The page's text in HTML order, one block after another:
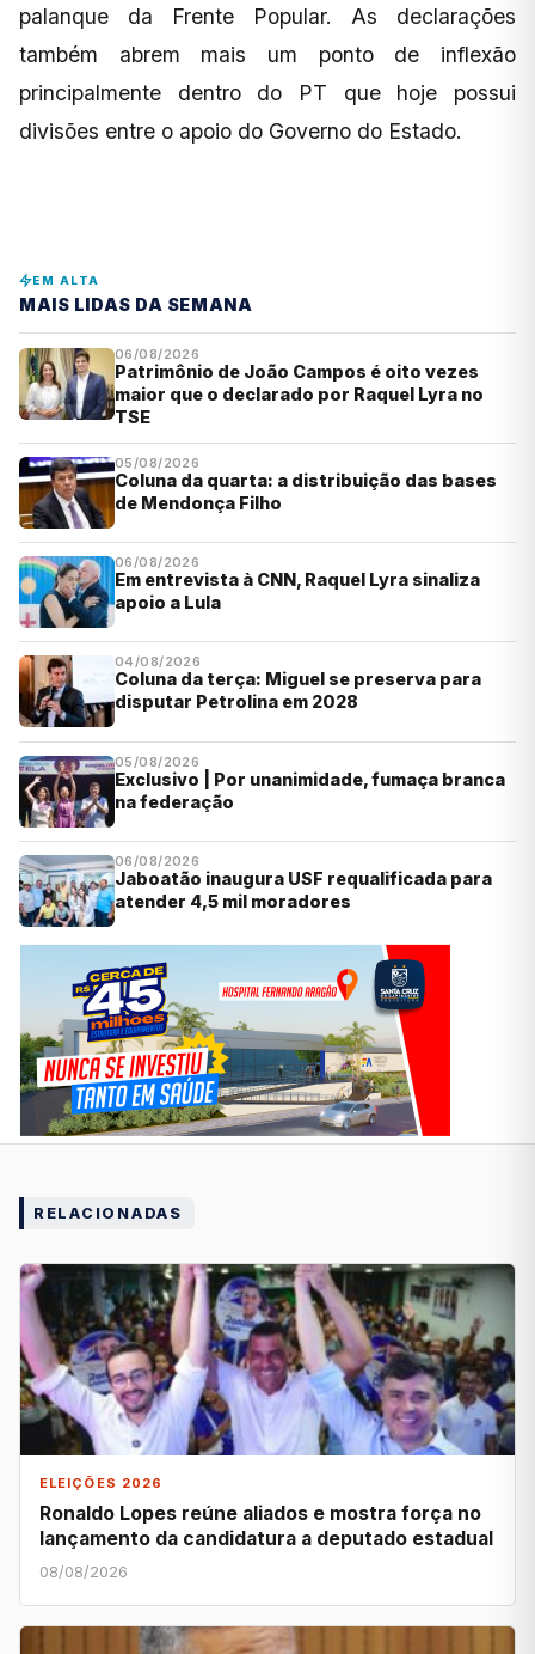
palanque da Frente Popular. As declarações
também abrem mais um ponto de inflexão
principalmente dentro do PT que hoje possui
divisões entre o apoio do Governo do Estado.
EM ALTA
MAIS LIDAS DA SEMANA
06/08/2026
Patrimônio de João Campos é oito vezes
maior que o declarado por Raquel Lyra no
TSE
05/08/2026
Coluna da quarta: a distribuição das bases
de Mendonça Filho
06/08/2026
Em entrevista à CNN, Raquel Lyra sinaliza
apoio a Lula
04/08/2026
Coluna da terça: Miguel se preserva para
disputar Petrolina em 2028
05/08/2026
Exclusivo | Por unanimidade, fumaça branca
na federação
06/08/2026
Jaboatão inaugura USF requalificada para
atender 4,5 mil moradores
RELACIONADAS
ELEIÇÕES 2026
Ronaldo Lopes reúne aliados e mostra força no
lançamento da candidatura a deputado estadual
08/08/2026